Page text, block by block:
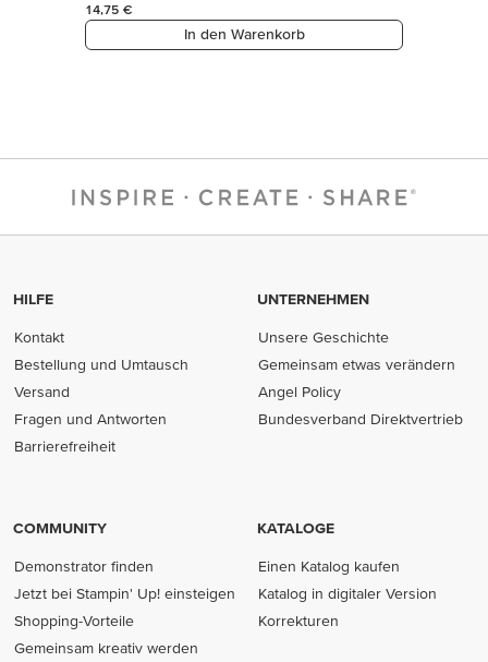
14,75 €
In den Warenkorb
HILFE
Kontakt
Bestellung und Umtausch
Versand
Fragen und Antworten
Barrierefreiheit
UNTERNEHMEN
Unsere Geschichte
Gemeinsam etwas verändern
Angel Policy
Bundesverband Direktvertrieb
COMMUNITY
Demonstrator finden
Jetzt bei Stampin' Up! einsteigen
Shopping-Vorteile
Gemeinsam kreativ werden
KATALOGE
Einen Katalog kaufen
Katalog in digitaler Version
Korrekturen